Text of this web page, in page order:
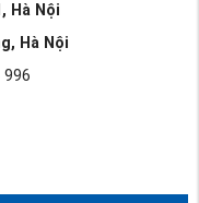
Hà Nội
Hà Nội